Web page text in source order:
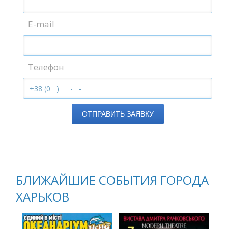
E-mail
Телефон
ОТПРАВИТЬ ЗАЯВКУ
БЛИЖАЙШИЕ СОБЫТИЯ ГОРОДА
ХАРЬКОВ